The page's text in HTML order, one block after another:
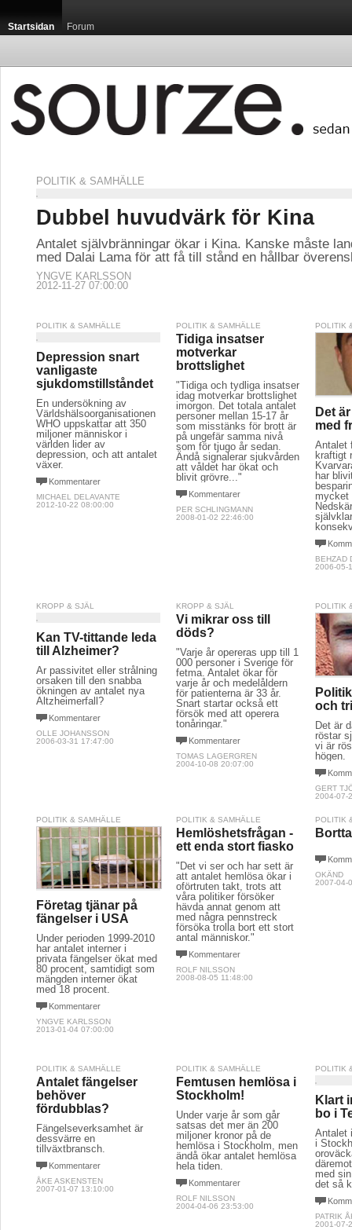
Startsidan Forum
POLITIK & SAMHÄLLE
Dubbel huvudvärk för Kina
Antalet självbränningar ökar i Kina. Kanske måste
med Dalai Lama för att få till stånd en hållbar
YNGVE KARLSSON
2012-11-27 07:00:00
POLITIK & SAMHÄLLE
Depression snart
vanligaste
sjukdomstillståndet
En undersökning av
Världshälsoorganisationen
WHO uppskattar att 350
miljoner människor i
världen lider av
depression, och att antalet
växer.
Kommentarer
MICHAEL DELAVANTE
2012-10-22 08:00:00
POLITIK & SAMHÄLLE
Tidiga insatser
motverkar
brottslighet
"Tidiga och tydliga insatser
idag motverkar brottslighet
imorgon. Det totala antalet
personer mellan 15-17 år
som misstänks för brott är
på ungefär samma nivå
som för tjugo år sedan.
Ändå signalerar sjukvården
att våldet har ökat och
blivit grövre..."
Kommentarer
PER SCHLINGMANN
2008-01-02 22:46:00
POLITIK
Det
med
Antalet
kraftigt
har
mycket
BEHZAD
2006-05-
KROPP & SJÄL
Kan TV-tittande leda
till Alzheimer?
Är passivitet eller strålning
orsaken till den snabba
ökningen av antalet nya
Altzheimerfall?
Kommentarer
OLLE JOHANSSON
2006-03-31 17:47:00
KROPP & SJÄL
Vi mikrar oss till
döds?
"Varje år opereras upp till 1
000 personer i Sverige för
fetma. Antalet ökar för
varje år och medelåldern
för patienterna är 33 år.
Snart startar också ett
försök med att operera
tonåringar."
Kommentarer
TOMAS LAGERGREN
2004-10-08 20:07:00
POLITIK
och
Det är
röstar
vi är
högen.
GERT
2004-07-
POLITIK & SAMHÄLLE
Företag tjänar på
fängelser i USA
Under perioden 1999-2010
har antalet interner i
privata fängelser ökat med
80 procent, samtidigt som
mängden interner ökat
med 18 procent.
Kommentarer
YNGVE KARLSSON
2013-01-04 07:00:00
POLITIK & SAMHÄLLE
Hemlöshetsfrågan -
ett enda stort fiasko
"Det vi ser och har sett är
att antalet hemlösa ökar i
oförtruten takt, trots att
våra politiker försöker
hävda annat genom att
med några pennstreck
försöka trolla bort ett stort
antal människor."
Kommentarer
ROLF NILSSON
2008-08-05 11:48:00
POLITIK
OKÄND
2007-04-
POLITIK & SAMHÄLLE
Antalet fängelser
behöver
fördubblas?
Fängelseverksamhet är
dessvärre en
tillväxtbransch.
Kommentarer
ÅKE ASKENSTEN
2007-01-07 13:10:00
POLITIK & SAMHÄLLE
Femtusen hemlösa i
Stockholm!
Under varje år som går
satsas det mer än 200
miljoner kronor på de
hemlösa i Stockholm, men
ändå ökar antalet hemlösa
hela tiden.
Kommentarer
ROLF NILSSON
2004-04-06 23:53:00
POLITIK
Klart
bo i
Antalet
i
med
det så
PATRIK
2001-07-